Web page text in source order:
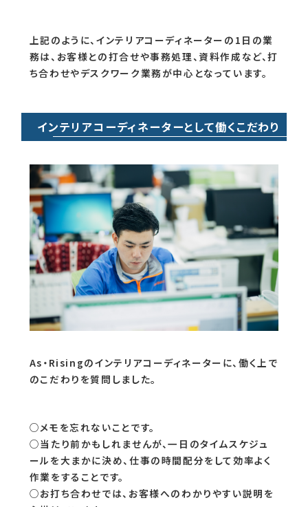
上記のように、インテリアコーディネーターの1日の業
務は、お客様との打合せや事務処理、資料作成など、打
ち合わせやデスクワーク業務が中心となっています。
インテリアコーディネーターとして働くこだわり
As・Risingのインテリアコーディネーターに、働く上で
のこだわりを質問しました。
○メモを忘れないことです。
○当たり前かもしれませんが、一日のタイムスケジュ
ールを大まかに決め、仕事の時間配分をして効率よく
作業をすることです。
○お打ち合わせでは、お客様へのわかりやすい説明を